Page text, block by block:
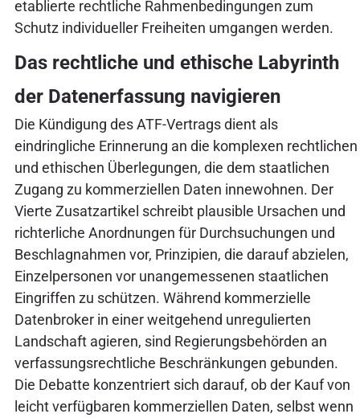
etablierte rechtliche Rahmenbedingungen zum
Schutz individueller Freiheiten umgangen werden.
Das rechtliche und ethische Labyrinth
der Datenerfassung navigieren
Die Kündigung des ATF-Vertrags dient als
eindringliche Erinnerung an die komplexen rechtlichen
und ethischen Überlegungen, die dem staatlichen
Zugang zu kommerziellen Daten innewohnen. Der
Vierte Zusatzartikel schreibt plausible Ursachen und
richterliche Anordnungen für Durchsuchungen und
Beschlagnahmen vor, Prinzipien, die darauf abzielen,
Einzelpersonen vor unangemessenen staatlichen
Eingriffen zu schützen. Während kommerzielle
Datenbroker in einer weitgehend unregulierten
Landschaft agieren, sind Regierungsbehörden an
verfassungsrechtliche Beschränkungen gebunden.
Die Debatte konzentriert sich darauf, ob der Kauf von
leicht verfügbaren kommerziellen Daten, selbst wenn